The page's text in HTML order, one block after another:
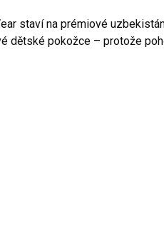
staví na prémiové
dětské pokožce – protože